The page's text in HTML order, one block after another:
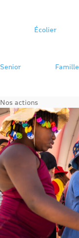
Écolier
Senior Famille
Nos actions